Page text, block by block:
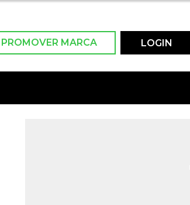
PROMOVER MARCA LOGIN